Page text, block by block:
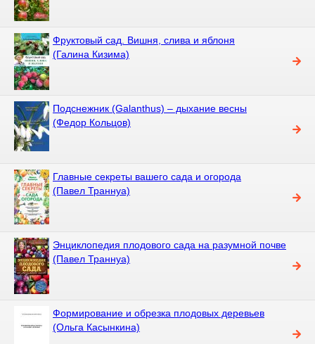
Фруктовый сад. Вишня, слива и яблоня
(Галина Кизима)
Подснежник (Galanthus) – дыхание весны
(Федор Кольцов)
Главные секреты вашего сада и огорода
(Павел Траннуа)
Энциклопедия плодового сада на разумной почве
(Павел Траннуа)
Формирование и обрезка плодовых деревьев
(Ольга Касынкина)